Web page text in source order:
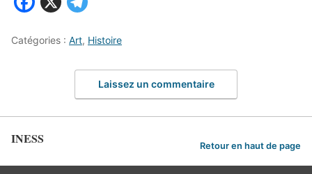
Catégories : Art, Histoire
Laissez un commentaire
INESS Retour en haut de page